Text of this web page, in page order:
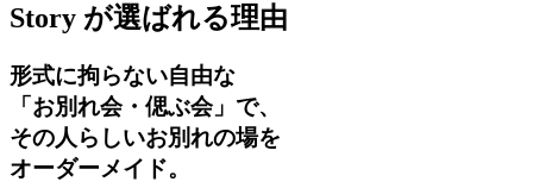
Story が選ばれる理由
形式に拘らない自由な
「お別れ会・偲ぶ会」で、
その人らしいお別れの場を
オーダーメイド。